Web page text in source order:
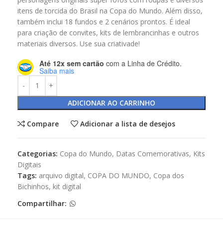
itens de torcida do Brasil na Copa do Mundo. Além disso,
também inclui 18 fundos e 2 cenários prontos. É ideal
para criação de convites, kits de lembrancinhas e outros
materiais diversos. Use sua criativade!
Até 12x sem cartão com a Linha de Crédito.
Saiba mais
ADICIONAR AO CARRINHO
Compare Adicionar a lista de desejos
Categorias: Copa do Mundo, Datas Comemorativas, Kits
Digitais
Tags: arquivo digital, COPA DO MUNDO, Copa dos
Bichinhos, kit digital
Compartilhar: